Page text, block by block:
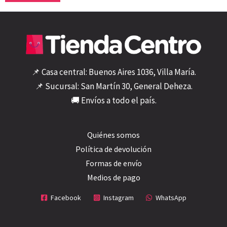
📌 Casa central: Buenos Aires 1036, Villa María.
📌 Sucursal: San Martín 30, General Deheza.
🚚 Envíos a todo el país.
Quiénes somos
Política de devolución
Formas de envío
Medios de pago
Facebook Instagram WhatsApp